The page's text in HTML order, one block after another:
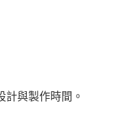
與製作時間。